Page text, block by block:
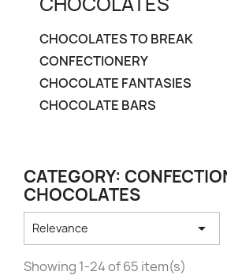
CHOCOLATES TO BREAK
CONFECTIONERY
CHOCOLATE FANTASIES
CHOCOLATE BARS
CATEGORY:
CHOCOLATES
Relevance 
Showing 1-24 of 65 item(s)